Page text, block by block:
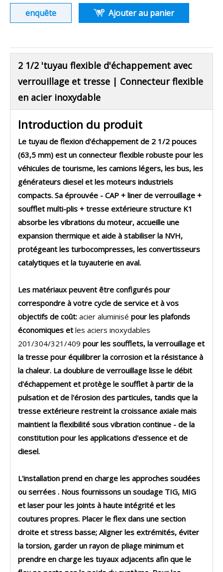
enquête Ajouter au panier
2 1/2 'tuyau flexible d'échappement avec
verrouillage et tresse | Connecteur flexible
en acier inoxydable
Introduction du produit
Le tuyau de flexion d'échappement de 2 1/2 pouces
(63,5 mm) est un connecteur flexible robuste pour les
véhicules de tourisme, les camions légers, les bus, les
générateurs diesel et les moteurs industriels
compacts. Sa éprouvée - CAP + liner de verrouillage +
soufflet multi-plis + tresse extérieure structure K1
absorbe les vibrations du moteur, accueille une
expansion thermique et aide à stabiliser la NVH,
protégeant les turbocompresses, les convertisseurs
catalytiques et la tuyauterie en aval.
Les matériaux peuvent être configurés pour
correspondre à votre cycle de service et à vos
objectifs de coût: acier aluminisé pour les plafonds
économiques et les aciers inoxydables
201/304/321/409 pour les soufflets, la verrouillage et
la tresse pour équilibrer la corrosion et la résistance à
la chaleur. La doublure de verrouillage lisse le débit
d'échappement et protège le soufflet à partir de la
pulsation et de l'érosion des particules, tandis que la
tresse extérieure restreint la croissance axiale mais
maintient la flexibilité sous vibration continue - de la
constitution pour les applications d'essence et de
diesel.
L'installation prend en charge les approches soudées
ou serrées . Nous fournissons un soudage TIG, MIG
et laser pour les joints à haute intégrité et les
coutures propres. Placer le flex dans une section
droite et stress basse; Aligner les extrémités, éviter
la torsion, garder un rayon de pliage minimum et
prendre en charge les tuyaux adjacents afin que le